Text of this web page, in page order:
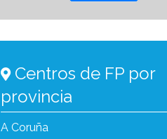
Centros de FP por
provincia
A Coruña